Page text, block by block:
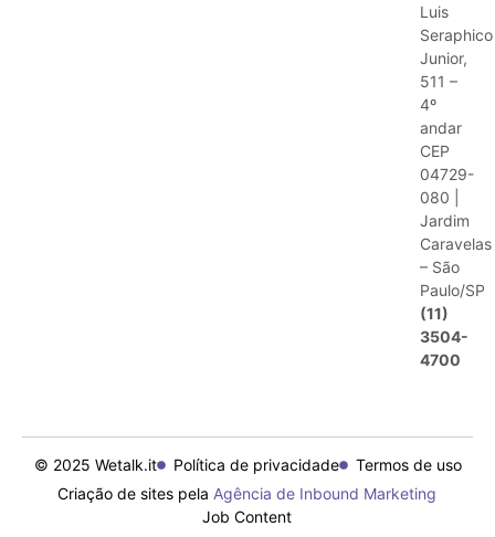
Luis
Seraphico
Junior,
511 –
4º
andar
CEP
04729-
080 |
Jardim
Caravelas
– São
Paulo/SP
(11)
3504-
4700
© 2025 Wetalk.it Política de privacidade
Termos de uso
Criação de sites pela Agência de Inbound Marketing
Job Content